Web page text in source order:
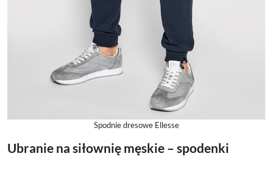
Spodnie dresowe Ellesse
Ubranie na siłownię męskie – spodenki